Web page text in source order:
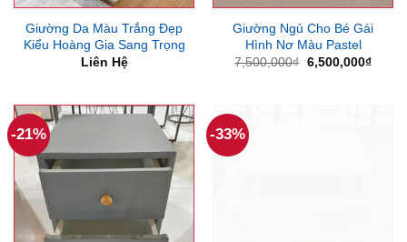
Giường Da Màu Trắng Đẹp
Kiểu Hoàng Gia Sang Trọng
Liên Hệ
Giường Ngủ Cho Bé Gái
Hình Nơ Màu Pastel
7,500,000₫ Giá
6,500,000₫Giá
-21% -33%